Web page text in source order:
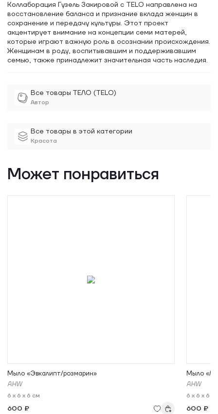
Все товары ТЕЛО (TELO)
Автор
Все товары в этой категории
Красота
Коллаборация Гузель Закировой с TELO направлена на
восстановление баланса и признание вклада женщин в
сохранение и передачу культуры. Этот проект
акцентирует внимание на концепции семи матерей,
которые играют важную роль в осознании происхождения.
Женщинам в роду, воспитывавшим и поддерживавшим
семью, также принадлежит значительная часть наследия.
Может понравиться
Мыло «Эвкалипт/розмарин»
AHW
6 x 6 x 6 см
600 ₽
Мыло
AHW
6 x 6 x 6
600 ₽